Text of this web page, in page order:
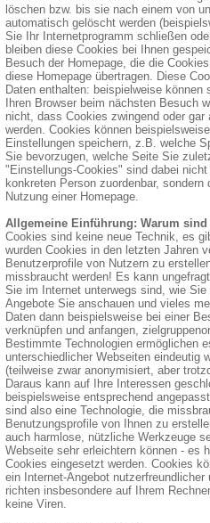
löschen bzw. bis sie nach einem von
automatisch gelöscht werden
Sie Ihr Internetprogramm schließen
bleiben diese Cookies bei Ihnen
Besuch der Homepage, die die
diese Homepage übertragen. Diese
Daten enthalten: beispielweise
Ihren Browser beim nächsten Besuch
nicht, dass Cookies zwingend oder
werden. Cookies können
Einstellungen speichern, z.B. welche
Sie bevorzugen, welche Seite Sie
"Einstellungs-Cookies" sind dabei
konkreten Person zuordenbar,
Nutzung einer Homepage.
Allgemeine Einführung: Warum
Cookies sind keine neue Technik, es
wurden Cookies in den letzten Jahren
Benutzerprofile von Nutzern zu
missbraucht werden! Es kann
Sie im Internet unterwegs sind, wie
Angebote Sie anschauen und vieles
Daten dann beispielsweise bei einer
verknüpfen und anfangen,
Bestimmte Technologien ermöglichen
unterschiedlicher Webseiten eindeutig
(teilweise zwar anonymisiert, aber
Daraus kann auf Ihre Interessen
beispielsweise entsprechend
sind also eine Technologie, die
Benutzungsprofile von Ihnen zu
auch harmlose, nützliche Werkzeuge
Webseite sehr erleichtern können - es
Cookies eingesetzt werden. Cookies
ein Internet-Angebot
richten insbesondere auf Ihrem
keine Viren.